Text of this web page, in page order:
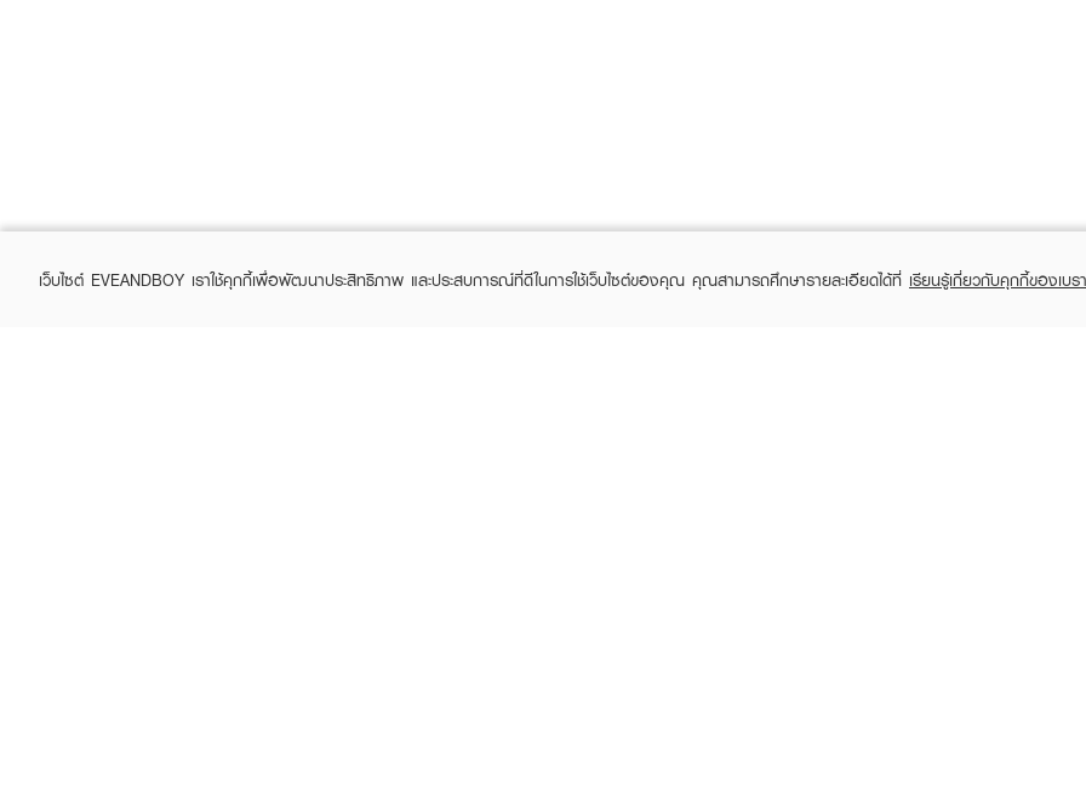
เว็บไซต์ EVEANDBOY เราใช้คุกกี้เพื่อพัฒนาประสิทธิภาพ และประสบการณ์ที่ดีในการใช้เว็บไซต์ของคุณ คุณสามารถศึกษารายละเอียดได้ที่ เรียนรู้เกี่ยวกับคุกกี้ของเบร